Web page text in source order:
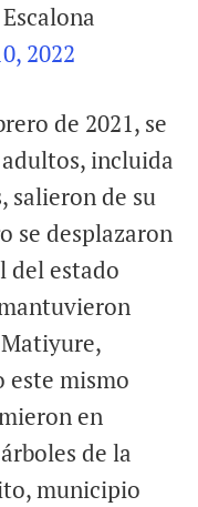
2022
de 2021, se
incluida
salieron de su
se desplazaron
del estado
este mismo
en
de la
municipio